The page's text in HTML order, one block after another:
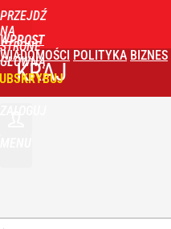
PRZEJDŹ
NA
STRONĘ
GŁÓWNĄ
WPROST
WIADOMOŚCI POLITYKA BIZNES
KRAJ